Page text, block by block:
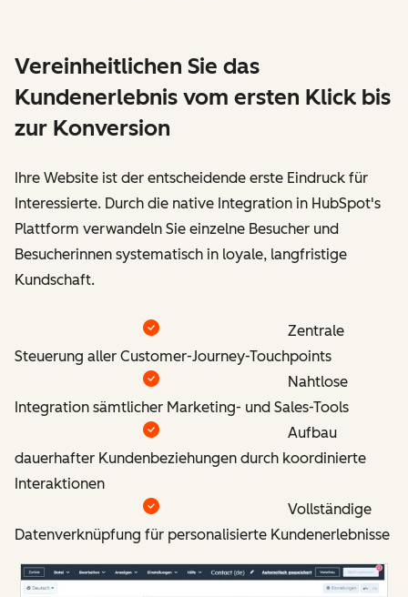
Vereinheitlichen Sie das
Kundenerlebnis vom ersten Klick bis
zur Konversion
Ihre Website ist der entscheidende erste Eindruck für
Interessierte. Durch die native Integration in HubSpot's
Plattform verwandeln Sie einzelne Besucher und
Besucherinnen systematisch in loyale, langfristige
Kundschaft.
Zentrale
Steuerung aller Customer-Journey-Touchpoints
Nahtlose
Integration sämtlicher Marketing- und Sales-Tools
Aufbau
dauerhafter Kundenbeziehungen durch koordinierte
Interaktionen
Vollständige
Datenverknüpfung für personalisierte Kundenerlebnisse